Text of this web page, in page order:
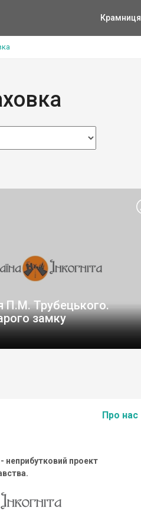
Крамниця
П.М. Трубецького.
замку
Про нас
- неприбутковий проект